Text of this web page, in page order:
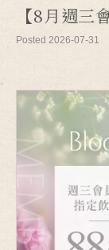
【8月週三
Posted 2026-07-31